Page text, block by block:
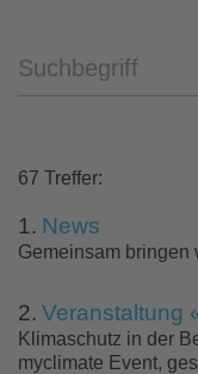
67 Treffer:
1. News
Gemeinsam bringen
2. Veranstaltung
Klimaschutz in der
myclimate Event,